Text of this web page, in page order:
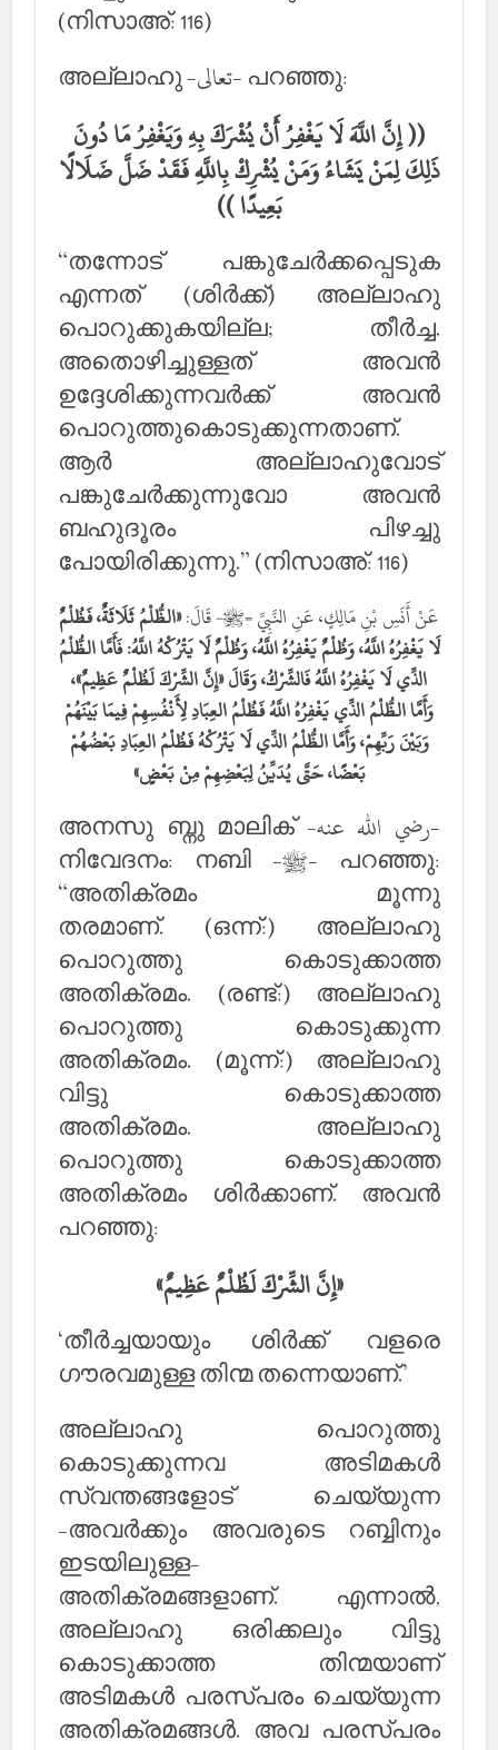
(നിസാഅ്: 116)
അല്ലാഹു -تعالى- പറഞ്ഞു:
(( إِنَّ اللَّهَ لَا يَغْفِرُ أَنْ يُشْرَكَ بِهِ وَيَغْفِرُ مَا دُونَ
ذَلِكَ لِمَنْ يَشَاءُ وَمَنْ يُشْرِكْ بِاللَّهِ فَقَدْ ضَلَّ ضَلَالًا
بَعِيدًا ))
“തന്നോട് പങ്കുചേര്‍ക്കപ്പെടുക
എന്നത് (ശിര്‍ക്ക്) അല്ലാഹു
പൊറുക്കുകയില്ല; തീര്‍ച്ച.
അതൊഴിച്ചുള്ളത് അവന്‍
ഉദ്ദേശിക്കുന്നവര്‍ക്ക് അവന്‍
പൊറുത്തുകൊടുക്കുന്നതാണ്.
ആര്‍ അല്ലാഹുവോട്
പങ്കുചേര്‍ക്കുന്നുവോ അവന്‍
ബഹുദൂരം പിഴച്ചു
പോയിരിക്കുന്നു.” (നിസാഅ്: 116)
عَنْ أَنَسِ بْنِ مَالِكٍ، عَنِ النَّبِيِّ =ﷺ- قَالَ:«الظُّلْمُ ثَلَاثَةٌ، فَظُلْمٌ
لَا يَغْفِرُهُ اللَّهُ، وَظُلْمٌ يَغْفِرُهُ اللَّهُ، وَظُلْمٌ لَا يَتْرُكْهُ اللَّهُ: فَأَمَّا الظُّلْمُ
الذِّي لَا يَغْفِرُهُ اللَّهُ فَالشِّرْكُ، وَقَالَ «إِنَّ الشِّرْكَ لَظُلْمٌ عَظِيمٌ»،
وَأَمَّا الظُّلْمُ الذِّي يَغْفِرُهُ اللَّهُ فَظُلْمُ العِبَادِ لِأَنْفُسِهِمْ فِيمَا بَيْنَهُمْ
وَبَيْنَ رَبِّهِمْ، وَأَمَّا الظُّلْمُ الذِّي لَا يَتْرُكْهُ فَظُلْمُ العِبَادِ بَعْضُهُمْ
بَعْضًا، حَتَّى يُدَيِّنُ لِبَعْضِهِمْ مِنْ بَعْضٍ»
അനസു ബ്നു മാലിക് -رضي الله عنه-
നിവേദനം: നബി -ﷺ- പറഞ്ഞു:
“അതിക്രമം മൂന്നു
തരമാണ്. (ഒന്ന്:) അല്ലാഹു
പൊറുത്തു കൊടുക്കാത്ത
അതിക്രമം. (രണ്ട്:) അല്ലാഹു
പൊറുത്തു കൊടുക്കുന്ന
അതിക്രമം. (മൂന്ന്:) അല്ലാഹു
വിട്ടു കൊടുക്കാത്ത
അതിക്രമം. അല്ലാഹു
പൊറുത്തു കൊടുക്കാത്ത
അതിക്രമം ശിര്‍ക്കാണ്. അവന്‍
പറഞ്ഞു:
«إِنَّ الشِّرْكَ لَظُلْمٌ عَظِيمٌ»
‘തീര്‍ച്ചയായും ശിര്‍ക്ക് വളരെ
ഗൗരവമുള്ള തിന്മ തന്നെയാണ്.’
അല്ലാഹു പൊറുത്തു
കൊടുക്കുന്നവ അടിമകള്‍
സ്വന്തങ്ങളോട് ചെയ്യുന്ന
-അവര്‍ക്കും അവരുടെ റബ്ബിനും
ഇടയിലുള്ള-
അതിക്രമങ്ങളാണ്. എന്നാല്‍,
അല്ലാഹു ഒരിക്കലും വിട്ടു
കൊടുക്കാത്ത തിന്മയാണ്
അടിമകള്‍ പരസ്പരം ചെയ്യുന്ന
അതിക്രമങ്ങള്‍. അവ പരസ്പരം